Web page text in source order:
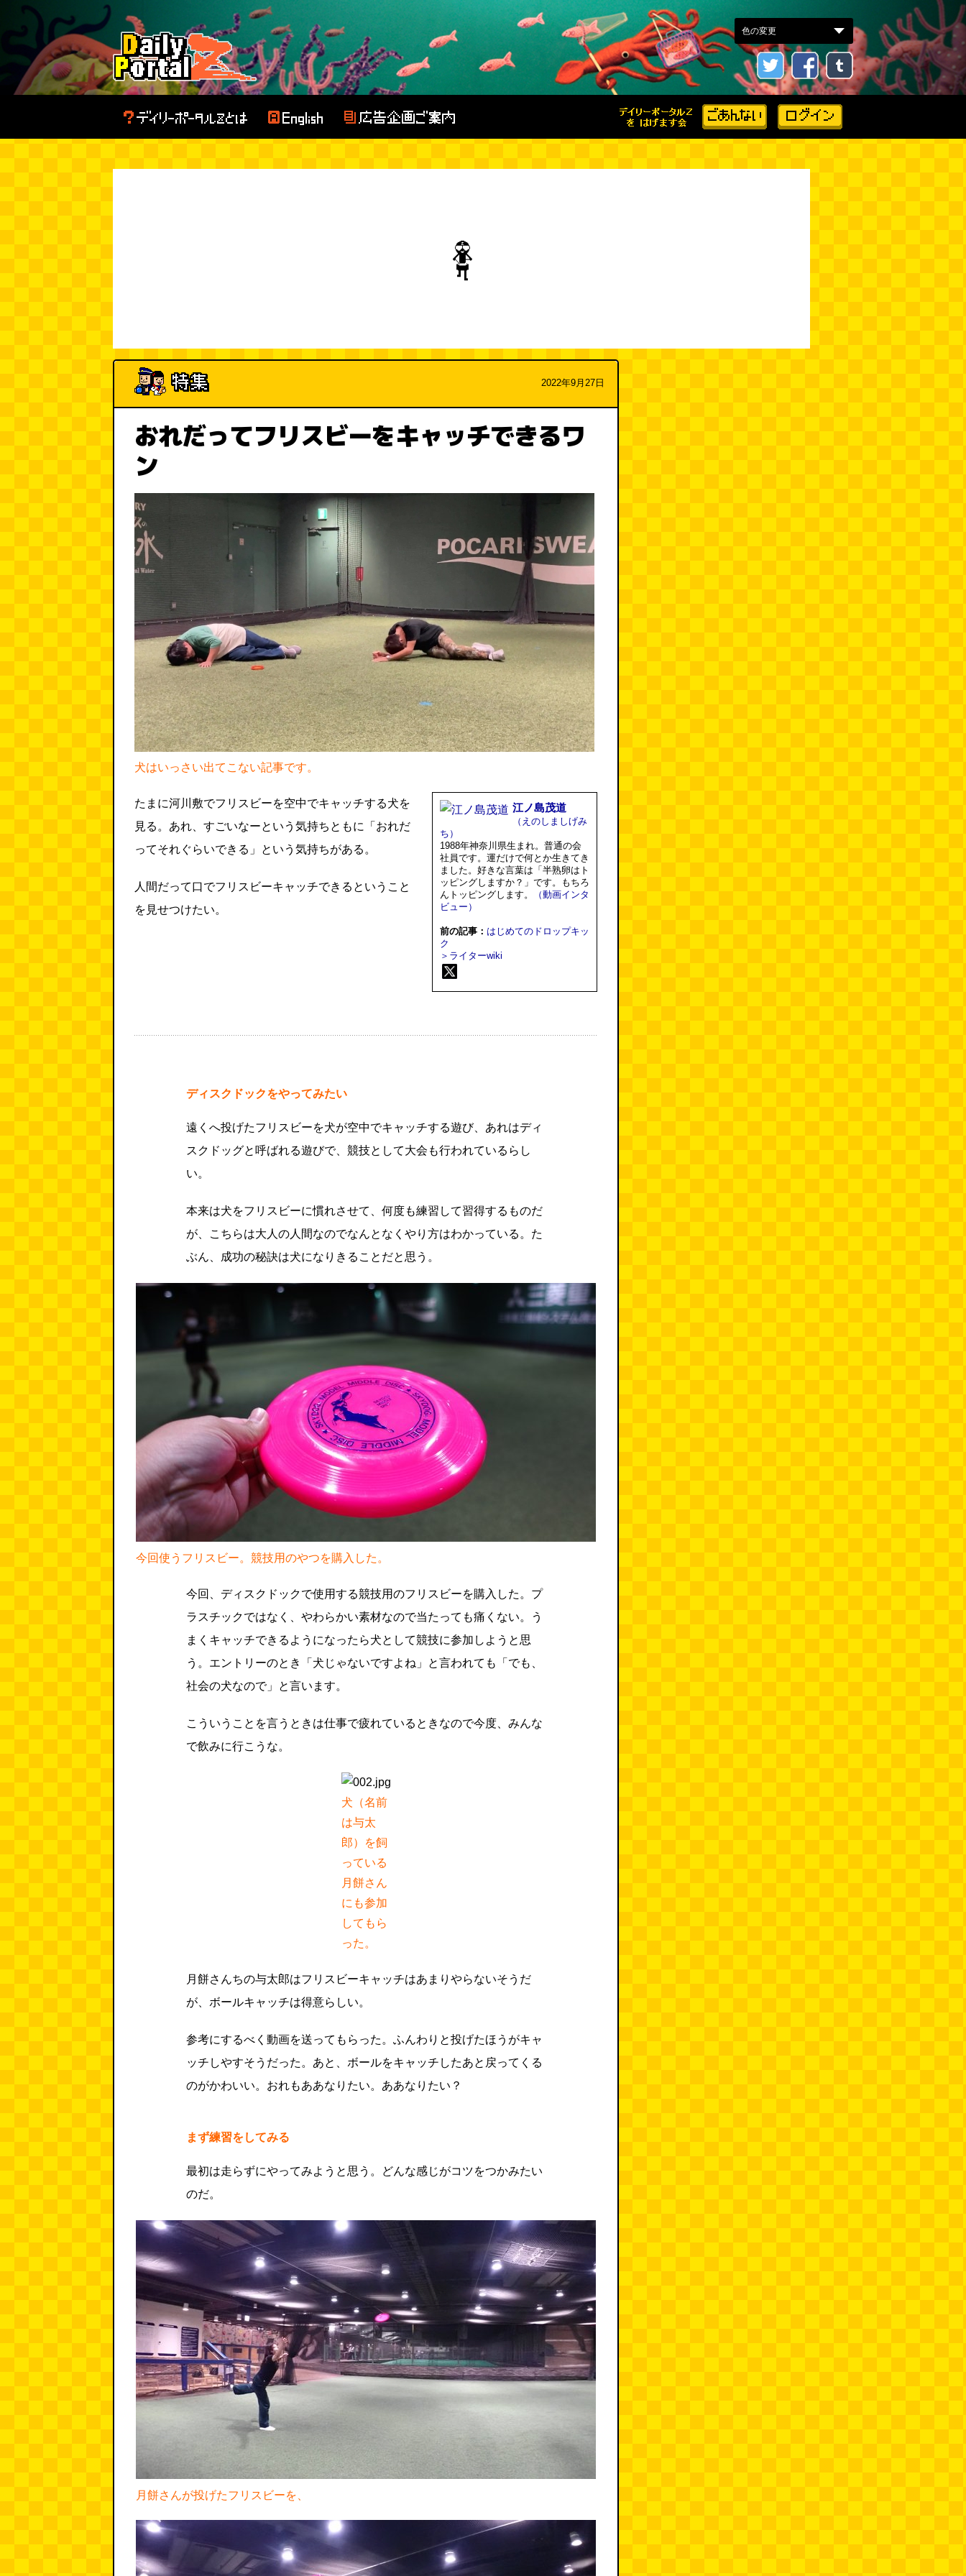
2022年9月27日
おれだってフリスビーをキャッチできるワ
ン
犬はいっさい出てこない記事です。
たまに河川敷でフリスビーを空中でキャッチする犬を
見る。あれ、すごいなーという気持ちともに「おれだ
ってそれぐらいできる」という気持ちがある。
人間だって口でフリスビーキャッチできるということ
を見せつけたい。
江ノ島茂道
（えのしましげみ
ち）
1988年神奈川県生まれ。普通の会
社員です。運だけで何とか生きてき
ました。好きな言葉は「半熟卵はト
ッピングしますか？」です。もちろ
んトッピングします。
（動画インタ
ビュー）
前の記事： はじめてのドロップキッ
ク
＞ライターwiki
ディスクドックをやってみたい
遠くへ投げたフリスビーを犬が空中でキャッチする遊び、あれはディ
スクドッグと呼ばれる遊びで、競技として大会も行われているらし
い。
本来は犬をフリスビーに慣れさせて、何度も練習して習得するものだ
が、こちらは大人の人間なのでなんとなくやり方はわかっている。た
ぶん、成功の秘訣は犬になりきることだと思う。
今回使うフリスビー。競技用のやつを購入した。
今回、ディスクドックで使用する競技用のフリスビーを購入した。プ
ラスチックではなく、やわらかい素材なので当たっても痛くない。う
まくキャッチできるようになったら犬として競技に参加しようと思
う。エントリーのとき「犬じゃないですよね」と言われても「でも、
社会の犬なので」と言います。
こういうことを言うときは仕事で疲れているときなので今度、みんな
で飲みに行こうな。
犬（名前
は与太
郎）を飼
っている
月餅さん
にも参加
してもら
った。
月餅さんちの与太郎はフリスビーキャッチはあまりやらないそうだ
が、ボールキャッチは得意らしい。
参考にするべく動画を送ってもらった。ふんわりと投げたほうがキャ
ッチしやすそうだった。あと、ボールをキャッチしたあと戻ってくる
のがかわいい。おれもああなりたい。ああなりたい？
まず練習をしてみる
最初は走らずにやってみようと思う。どんな感じがコツをつかみたい
のだ。
月餅さんが投げたフリスビーを、